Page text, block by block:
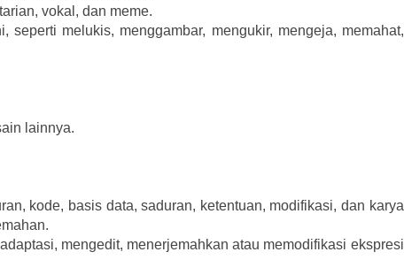
vokal, dan meme.
seperti melukis, menggambar, mengukir, mengeja, memahat,
lainnya.
kode, basis data, saduran, ketentuan, modifikasi, dan karya
mengedit, menerjemahkan atau memodifikasi ekspresi